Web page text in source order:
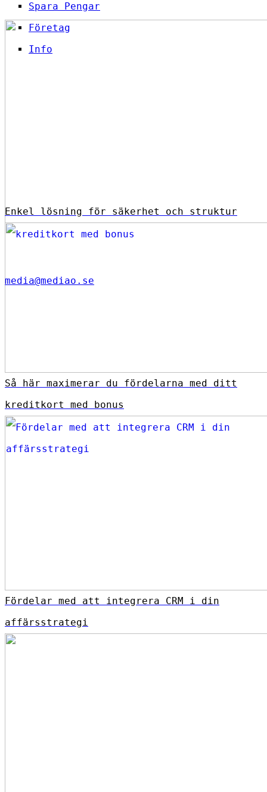
Spara Pengar
Företag
Info
Enkel lösning för säkerhet och struktur
Så här maximerar du fördelarna med ditt
kreditkort med bonus
Fördelar med att integrera CRM i din
affärsstrategi
media@mediao.se